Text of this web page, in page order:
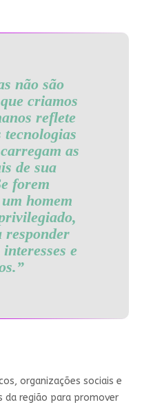
não são
criamos
reflete
tecnologias
as
de sua
forem
homem
responder
e
organizações sociais e
da região para promover